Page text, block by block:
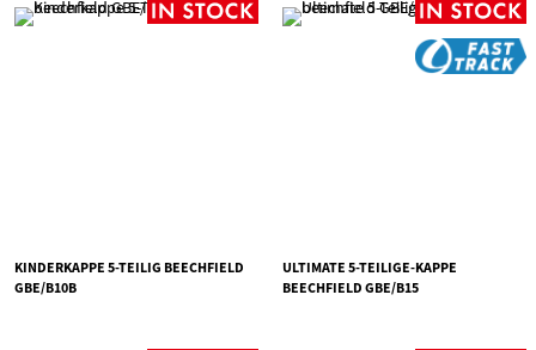
KINDERKAPPE 5-TEILIG BEECHFIELD
GBE/B10B
ULTIMATE 5-TEILIGE-KAPPE
BEECHFIELD GBE/B15